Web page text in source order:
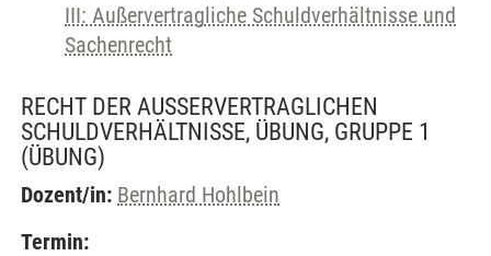
III: Außervertragliche Schuldverhältnisse und
Sachenrecht
RECHT DER AUSSERVERTRAGLICHEN S
CHULDVERHÄLTNISSE, ÜBUNG, GRUPPE 1
(ÜBUNG)
Dozent/in: Bernhard Hohlbein
Termin: